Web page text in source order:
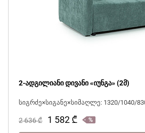
2-ადგილიანი დივანი «იუნგა» (2მ)
სიგრძე×სიგანე×სიმაღლე: 1320/1040/
2 636₾ 1 582 ₾